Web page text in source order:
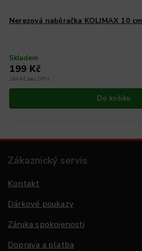
Nerezová naběračka KOLIMAX 10 cm
Skladem
164 Kč bez DPH
199 Kč
Do košíku
Zákaznický servis
Kontakt
Dárkové poukazy
Záruka spokojenosti
Doprava a platba